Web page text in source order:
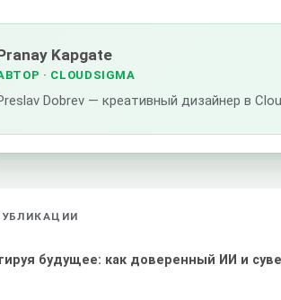
Kapgate
· CLOUDSIGMA
Dobrev — креативный дизайнер в
будущее: как доверенный ИИ и